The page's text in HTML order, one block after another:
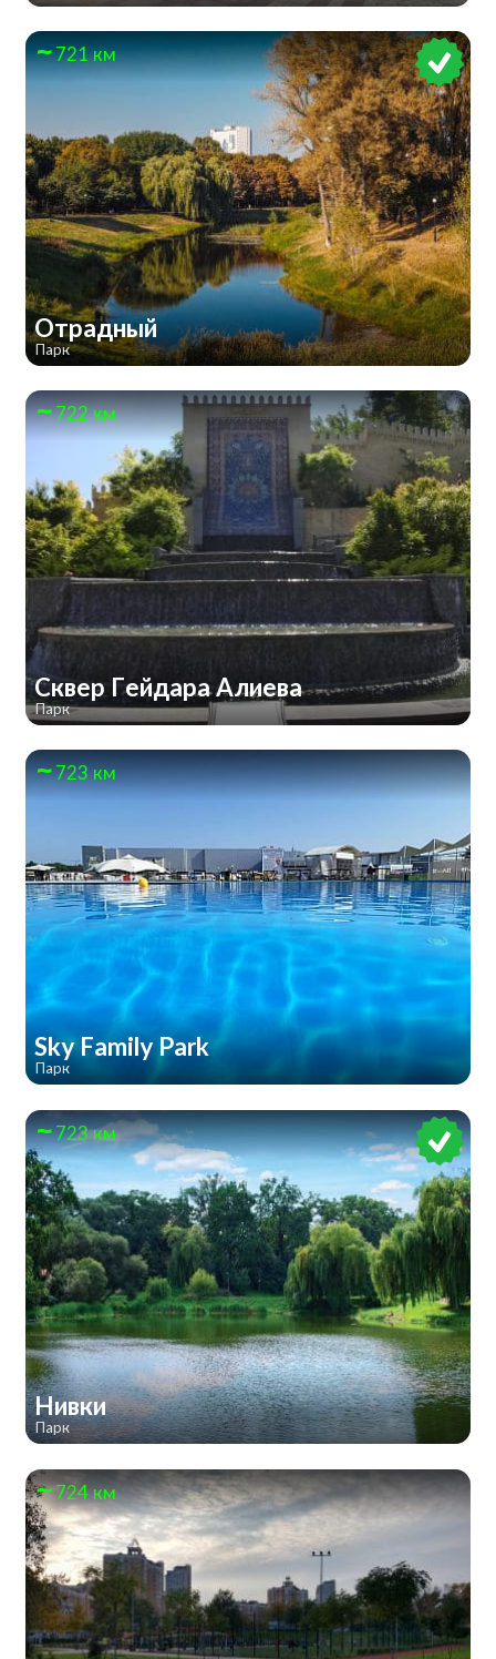
721 км
Отрадный
Парк
722 км
Сквер Гейдара Алиева
Парк
723 км
Sky Family Park
Парк
723 км
Нивки
Парк
724 км